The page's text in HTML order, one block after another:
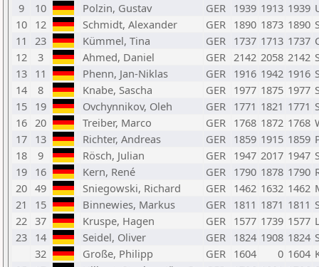
9
10 Polzin, Gustav GER 1939 1913 1939
10 12 Schmidt, Alexander GER 1890 1873 1890
11
23 Kümmel, Tina GER 1737 1713 1737
12
3 Ahmed, Daniel GER 2142 2058 2142
13 11 Phenn, Jan-Niklas GER 1916 1942 1916
14
8 Knabe, Sascha GER 1977 1875 1977
15 19 Ovchynnikov, Oleh GER 1771 1821 1771
16 20 Treiber, Marco GER 1768 1872 1768
17 13 Richter, Andreas GER 1859 1915 1859
18
9 Rösch, Julian GER 1947 2017 1947
19 16 Kern, René GER 1790 1878 1790
20 49 Sniegowski, Richard GER 1462 1632 1462
21
15 Binnewies, Markus GER 1811 1871 1811
22 37 Kruspe, Hagen GER 1577 1739 1577
23 14 Seidel, Oliver GER 1824 1908 1824
32
Große, Philipp GER 1604 0 1604